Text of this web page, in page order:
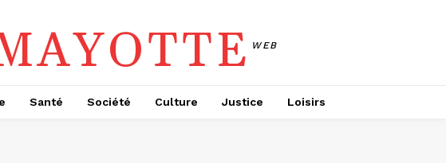
WEB
Santé Société Culture Justice Loisirs